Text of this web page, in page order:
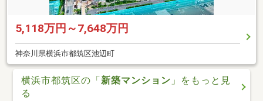
5,118万円～7,648万円
神奈川県横浜市都筑区池辺町
横浜市都筑区の「 新築マンション 」をもっと見
る